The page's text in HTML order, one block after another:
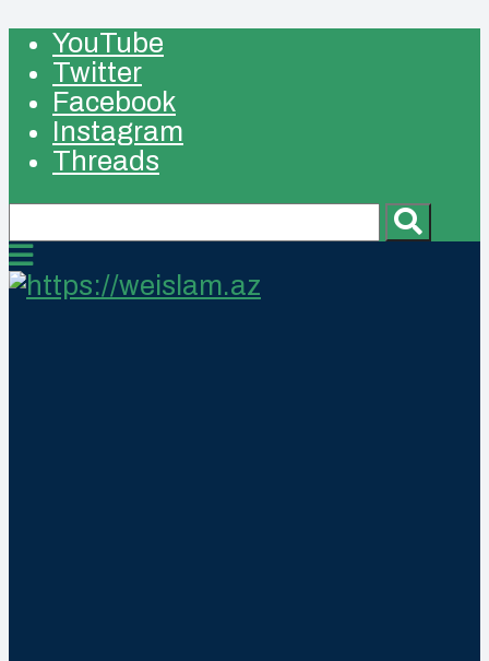
YouTube
Twitter
Facebook
Instagram
Threads